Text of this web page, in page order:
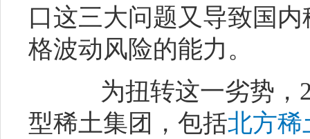
口这三大问题又导致国
格波动风险的能力。
为扭转这一劣势，
型稀土集团，包括北方稀